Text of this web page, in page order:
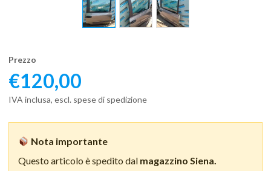
Prezzo
€120,00
IVA inclusa, escl. spese di spedizione
Nota importante
Questo articolo è spedito dal magazzino Siena.